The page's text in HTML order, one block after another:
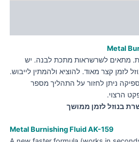
Metal
מתאים לשרשראות מתכת לבנה. יש
לזמן קצר מאוד. להוציא ולהמתין לייבוש.
ניתן לחזור על התהליך מספר
הרצוי.
בנוזל לזמן ממושך
Metal Burnishing Fluid AK-159